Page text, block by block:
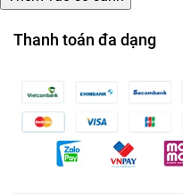
Thanh toán đa dạng